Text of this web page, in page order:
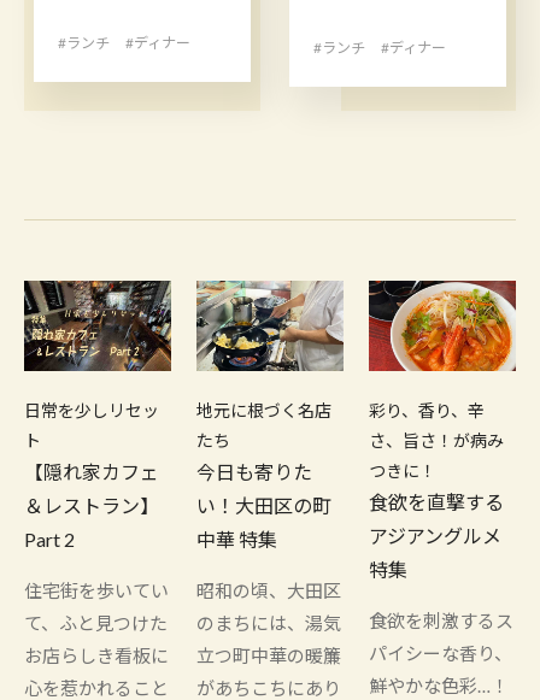
#ランチ #ディナー #ランチ #ディナー
日常を少しリセッ
ト
【隠れ家カフェ
＆レストラン】
Part 2
住宅街を歩いてい
て、ふと見つけた
お店らしき看板に
心を惹かれること
地元に根づく名店
たち
今日も寄りた
い！大田区の町
中華 特集
昭和の頃、大田区
のまちには、湯気
立つ町中華の暖簾
があちこちにあり
彩り、香り、辛
さ、旨さ！が病み
つきに！
食欲を直撃する
アジアングルメ
特集
食欲を刺激するス
パイシーな香り、
鮮やかな色彩…！